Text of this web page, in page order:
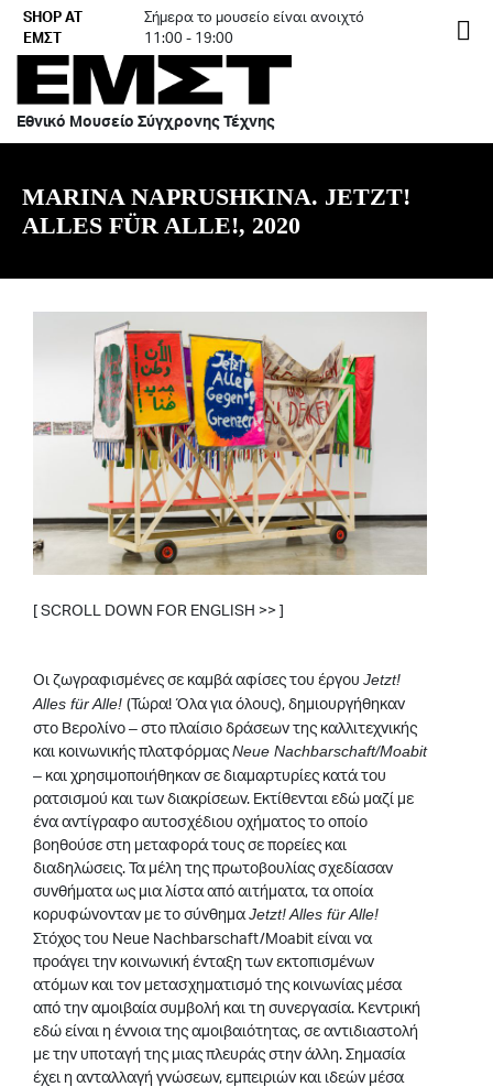
Skip
content
SHOP AT
ΕΜΣΤ
Σήμερα το μουσείο είναι ανοιχτό
11:00 - 19:00
Εθνικό Μουσείο Σύγχρονης Τέχνης
MARINA NAPRUSHKINA. JETZT!
ALLES FÜR ALLE!, 2020
[ SCROLL DOWN FOR ENGLISH >> ]
Οι ζωγραφισμένες σε καμβά αφίσες του έργου Jetzt!
Alles für Alle! (Τώρα! Όλα για όλους), δημιουργήθηκαν
στο Βερολίνο – στο πλαίσιο δράσεων της καλλιτεχνικής
και κοινωνικής πλατφόρμαςNeue Nachbarschaft/Moabit
– και χρησιμοποιήθηκαν σε διαμαρτυρίες κατά του
ρατσισμού και των διακρίσεων. Εκτίθενται εδώ μαζί με
ένα αντίγραφο αυτοσχέδιου οχήματος το οποίο
βοηθούσε στη μεταφορά τους σε πορείες και
διαδηλώσεις. Τα μέλη της πρωτοβουλίας σχεδίασαν
συνθήματα ως μια λίστα από αιτήματα, τα οποία
κορυφώνονταν με το σύνθημαJetzt! Alles für Alle!
Στόχος του Neue Nachbarschaft/Moabit είναι να
προάγει την κοινωνική ένταξη των εκτοπισμένων
ατόμων και τον μετασχηματισμό της κοινωνίας μέσα
από την αμοιβαία συμβολή και τη συνεργασία. Κεντρική
εδώ είναι η έννοια της αμοιβαιότητας, σε αντιδιαστολή
με την υποταγή της μιας πλευράς στην άλλη. Σημασία
έχει η ανταλλαγή γνώσεων, εμπειριών και ιδεών μέσα